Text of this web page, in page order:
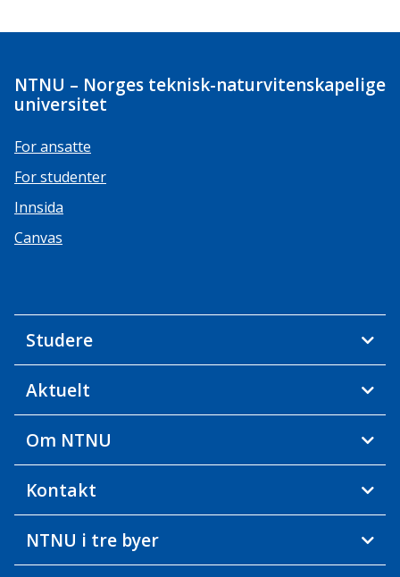
NTNU – Norges teknisk-naturvitenskapelige
universitet
For ansatte
For studenter
Innsida
Canvas
Studere
Aktuelt
Om NTNU
Kontakt
NTNU i tre byer